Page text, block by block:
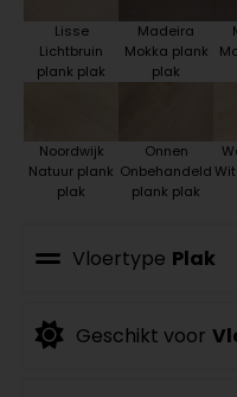
Lisse
Lichtbruin
plank plak
Madeira
Mokka plank
plak
Noordwijk
Natuur plank
plak
Onnen
Onbehandeld
plank plak
Vloertype Plak
Geschikt voor